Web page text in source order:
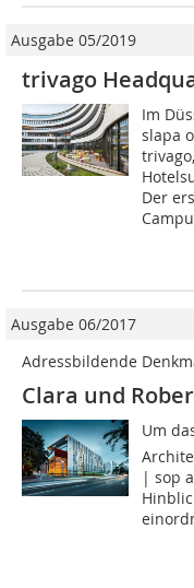
Ausgabe 05/2019
trivago
Im
slapa
Der
Ausgabe 06/2017
Adressbildende
Clara und
Um
| sop